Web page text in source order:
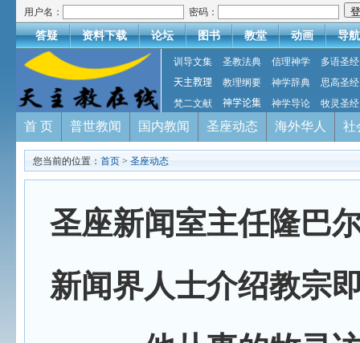
用户名： 密码：
答疑 资料下载 论坛 图书 教堂 动画 导航
训导文集 圣教法典 信理神学
多语圣经
天主教理
教理纲要 神学辞典
思高圣经
梵二文献
神学论集 神学导论 牧灵圣经
首 页 普世教闻 国内教闻 圣座动态 海外华人 社
您当前的位置： 首页 > 圣座动态
圣座新闻室主任隆巴
新闻界人士介绍教宗